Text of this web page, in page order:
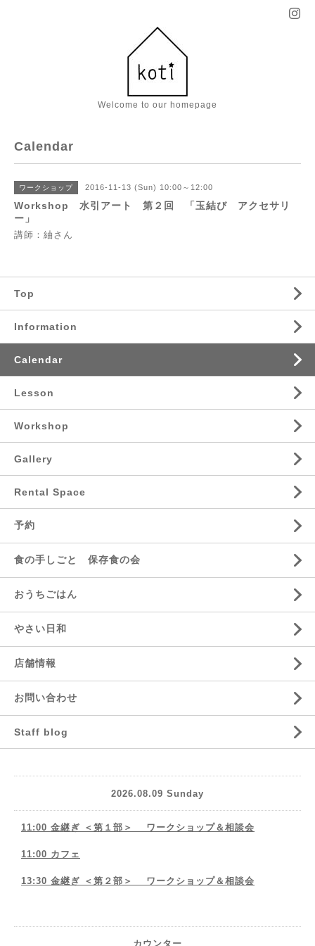
Welcome to our homepage
Calendar
ワークショップ 2016-11-13 (Sun) 10:00～12:00
Workshop 水引アート 第２回 「玉結び アクセサリ
ー」
講師：紬さん
Top
Information
Calendar
Lesson
Workshop
Gallery
Rental Space
予約
食の手しごと 保存食の会
おうちごはん
やさい日和
店舗情報
お問い合わせ
Staff blog
2026.08.09 Sunday
11:00 金継ぎ ＜第１部＞ ワークショップ＆相談会
11:00 カフェ
13:30 金継ぎ ＜第２部＞ ワークショップ＆相談会
カウンター